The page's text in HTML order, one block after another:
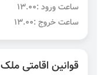
ساعت ورود :۱۳.۰۰
ساعت خروج :۱۳.۰۰
قوانین اقامتی ملک